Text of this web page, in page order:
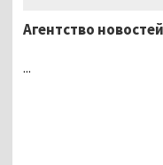
Агентство
...